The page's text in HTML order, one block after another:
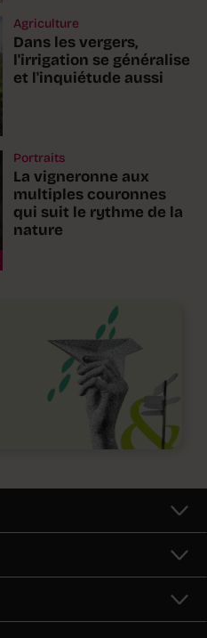
Agriculture
Dans les vergers,
l'irrigation se généralise
et l'inquiétude aussi
Portraits
La vigneronne aux
multiples couronnes
qui suit le rythme de la
nature